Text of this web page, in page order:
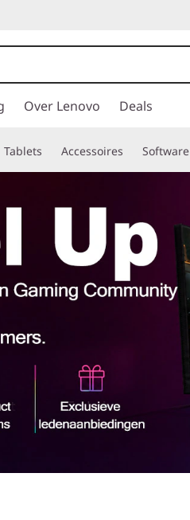
Over Lenovo Deals
Tablets Accessoires Software